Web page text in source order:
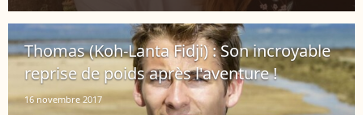
Thomas (Koh-Lanta Fidji) : Son incroyable
reprise de poids après l'aventure !
16 novembre 2017